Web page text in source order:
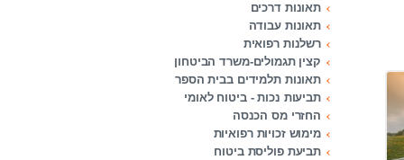
תאונות דרכים
תאונות עבודה
רשלנות רפואית
קצין תגמולים-משרד הביטחון
תאונות תלמידים בבית הספר
תביעות נכות - ביטוח לאומי
החזרי מס הכנסה
מימוש זכויות רפואיות
תביעת פוליסת ביטוח